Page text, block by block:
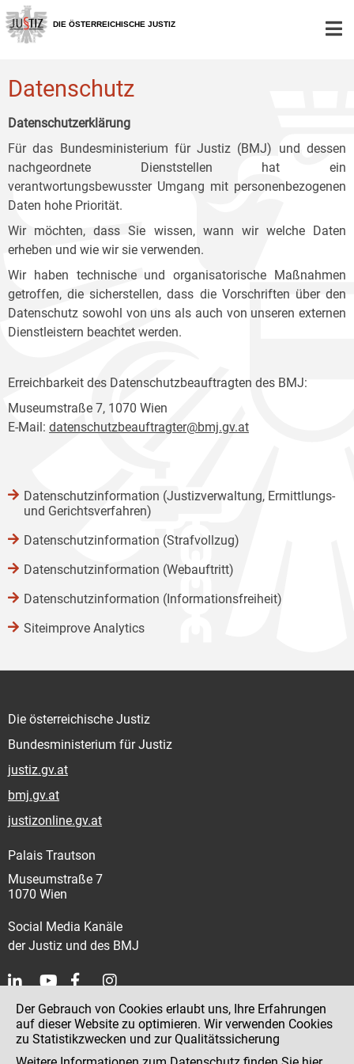
Zur
Hauptnavigation
[1]
Zum
Inhalt
[2]
Zum
Untermenü
[3]
DIE ÖSTERREICHISCHE JUSTIZ
Datenschutz
Datenschutzerklärung
Für das Bundesministerium für Justiz (BMJ) und dessen
nachgeordnete Dienststellen hat ein
verantwortungsbewusster Umgang mit personenbezogenen
Daten hohe Priorität.
Wir möchten, dass Sie wissen, wann wir welche Daten
erheben und wie wir sie verwenden.
Wir haben technische und organisatorische Maßnahmen
getroffen, die sicherstellen, dass die Vorschriften über den
Datenschutz sowohl von uns als auch von unseren externen
Dienstleistern beachtet werden.
Erreichbarkeit des Datenschutzbeauftragten des BMJ:
Museumstraße 7, 1070 Wien
E-Mail: datenschutzbeauftragter@bmj.gv.at
Datenschutzinformation (Justizverwaltung, Ermittlungs-
und Gerichtsverfahren)
Datenschutzinformation (Strafvollzug)
Datenschutzinformation (Webauftritt)
Datenschutzinformation (Informationsfreiheit)
Siteimprove Analytics
Die österreichische Justiz
Bundesministerium für Justiz
justiz.gv.at
bmj.gv.at
justizonline.gv.at
Palais Trautson
Museumstraße 7
1070 Wien
Social Media Kanäle
der Justiz und des BMJ
Kontakt
Impressum
Der Gebrauch von Cookies erlaubt uns, Ihre Erfahrungen
auf dieser Website zu optimieren. Wir verwenden Cookies
zu Statistikzwecken und zur Qualitätssicherung